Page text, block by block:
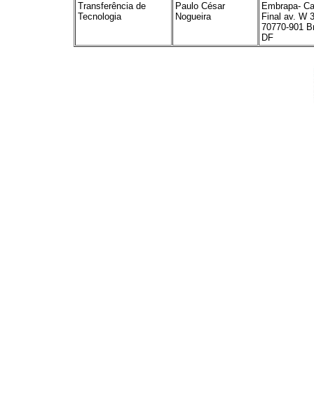
Transferência de
Tecnologia
Paulo César
Nogueira
Embrapa-
Final av. W
70770-901
DF